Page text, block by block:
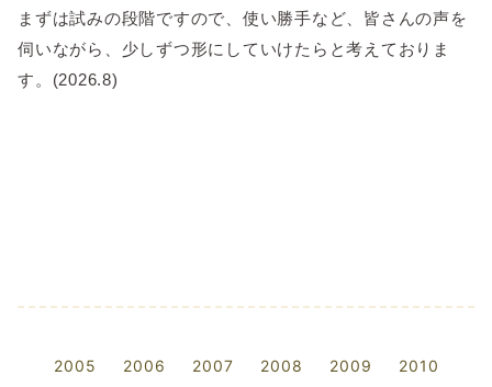
まずは試みの段階ですので、使い勝手など、皆さんの声を
伺いながら、少しずつ形にしていけたらと考えておりま
す。(2026.8)
2005 2006 2007 2008 2009
2010